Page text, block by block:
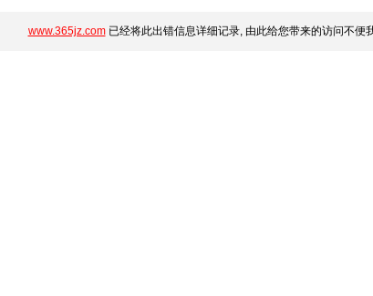
www.365jz.com已经将此出错信息详细记录, 由此给您带来的访问不便